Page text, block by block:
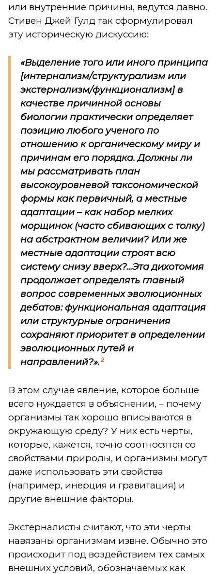
или внутренние причины, ведутся давно.
Стивен Джей Гулд так сформулировал
эту историческую дискуссию:
«Выделение того или иного принципа
[интернализм/структурализм или
экстернализм/функционализм] в
качестве причинной основы
биологии практически определяет
позицию любого ученого по
отношению к органическому миру и
причинам его порядка. Должны ли
мы рассматривать план
высокоуровневой таксономической
формы как первичный, а местные
адаптации – как набор мелких
морщинок (часто сбивающих с толку)
на абстрактном величии? Или же
местные адаптации строят всю
систему снизу вверх?...Эта дихотомия
продолжает определять главный
вопрос современных эволюционных
дебатов: функциональная адаптация
или структурные ограничения
сохраняют приоритет в определении
эволюционных путей и
направлений?». 2
В этом случае явление, которое больше
всего нуждается в объяснении, – почему
организмы так хорошо вписываются в
окружающую среду? У них есть черты,
которые, кажется, точно соотносятся со
свойствами природы, и организмы могут
даже использовать эти свойства
(например, инерция и гравитация) и
другие внешние факторы.
Экстерналисты считают, что эти черты
навязаны организмам извне. Обычно это
происходит под воздействием тех самых
внешних условий, обозначаемых как